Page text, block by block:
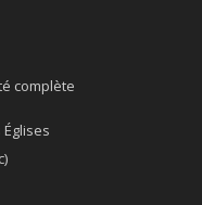
complète